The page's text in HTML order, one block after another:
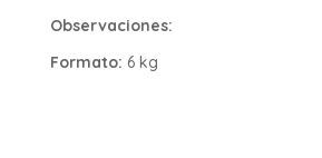
Observaciones:
Formato: 6 kg